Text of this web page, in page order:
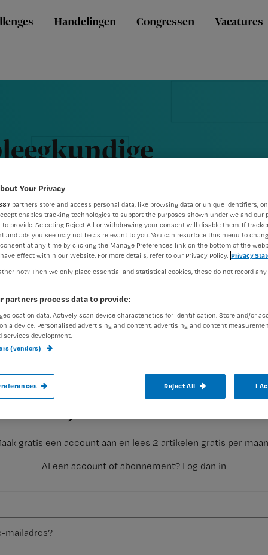
Handelingen Congressen Vacatures
gratis een account aan en lees 2 artikelen gratis per
Al een account of abonnement? Log dan in
Verpleegkundigen staan er nou niet
doen. Of dat ze strijden; laat staan voor
collega’s die ORT over vakantie
Your Privacy
partners store and access personal data, like browsing data or unique identifiers,
enables tracking technologies to support the purposes shown under we and our
to provide. Selecting Reject All or withdrawing your consent will disable them. If
and ads you see may not be as relevant to you. You can resurface this menu to
at any time by clicking the Manage Preferences link on the bottom of the
effect within our Website. For more details, refer to our Privacy Policy. Privacy
not? Then we only place essential and statistical cookies, these do not record
partners process data to provide:
data. Actively scan device characteristics for identification. Store and/or
a device. Personalised advertising and content, advertising and content
services development.
(vendors)
Reject All I